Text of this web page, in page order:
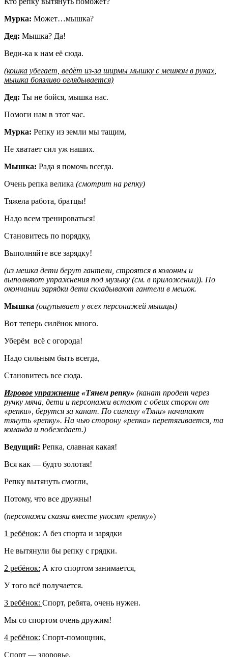
Мурка: Может…мышка?
Дед: Мышка? Да!
Веди-ка к нам её сюда.
(кошка убегает, ведёт из-за ширмы мышку с мешком в руках,
мышка боязливо оглядывается)
Дед: Ты не бойся, мышка нас.
Помоги нам в этот час.
Мурка: Репку из земли мы тащим,
Не хватает сил уж наших.
Мышка: Рада я помочь всегда.
Очень репка велика (смотрит на репку)
Тяжела работа, братцы!
Надо всем тренироваться!
Становитесь по порядку,
Выполняйте все зарядку!
(из мешка дети берут гантели, строятся в колонны и
выполняют упражнения под музыку (см. в приложении)). По
окончании зарядки дети складывают гантели в мешок.
Мышка (ощупывает у всех персонажей мышцы)
Вот теперь силёнок много.
Уберём всё с огорода!
Надо сильным быть всегда,
Становитесь все сюда.
Игровое упражнение «Тянем репку» (канат продет через
ручку мяча, дети и персонажи встают с обеих сторон от
«репки», берутся за канат. По сигналу «Тяни» начинают
тянуть «репку». На чью сторону «репка» перетягивается, та
команда и побеждает.)
Ведущий: Репка, славная какая!
Вся как — будто золотая!
Репку вытянуть смогли,
Потому, что все дружны!
(персонажи сказки вместе уносят «репку»)
1 ребёнок: А без спорта и зарядки
Не вытянули бы репку с грядки.
2 ребёнок: А кто спортом занимается,
У того всё получается.
3 ребёнок: Спорт, ребята, очень нужен.
Мы со спортом очень дружим!
4 ребёнок: Спорт-помощник,
Спорт — здоровье,